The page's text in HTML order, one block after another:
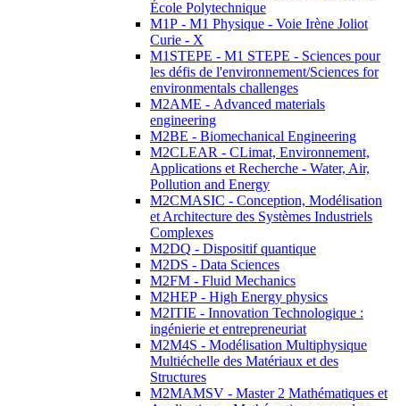
École Polytechnique
M1P - M1 Physique - Voie Irène Joliot
Curie - X
M1STEPE - M1 STEPE - Sciences pour
les défis de l'environnement/Sciences for
environmentals challenges
M2AME - Advanced materials
engineering
M2BE - Biomechanical Engineering
M2CLEAR - CLimat, Environnement,
Applications et Recherche - Water, Air,
Pollution and Energy
M2CMASIC - Conception, Modélisation
et Architecture des Systèmes Industriels
Complexes
M2DQ - Dispositif quantique
M2DS - Data Sciences
M2FM - Fluid Mechanics
M2HEP - High Energy physics
M2ITIE - Innovation Technologique :
ingénierie et entrepreneuriat
M2M4S - Modélisation Multiphysique
Multiéchelle des Matériaux et des
Structures
M2MAMSV - Master 2 Mathématiques et